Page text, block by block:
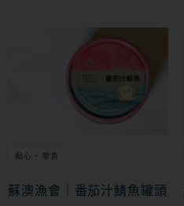
點心・零食
蘇澳漁會｜番茄汁鯖魚罐頭
款